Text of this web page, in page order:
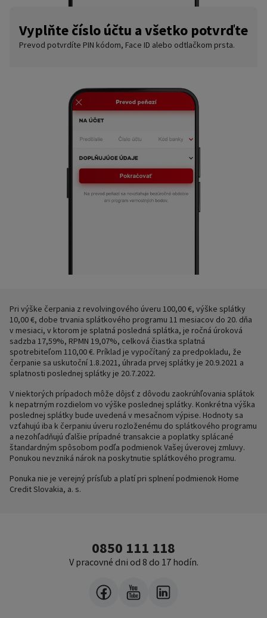
Vyplňte číslo účtu a všetko potvrďte
Prevod potvrdíte PIN kódom, Face ID alebo odtlačkom prsta.
Pri výške čerpania z revolvingového úveru 100,00 €, výške splátky
10,00 €, dobe trvania splátkového programu 11 mesiacov do 20. dňa
v mesiaci, v ktorom je splatná posledná splátka, je ročná úroková
sadzba 17,59%, RPMN 19,07%, celková čiastka splatná
spotrebiteľom 110,00 €. Príklad je vypočítaný za predpokladu, že
čerpanie sa uskutoční 1.8.2021, úhrada prvej splátky je 20.9.2021 a
splatnosti poslednej splátky je 20.7.2022.
V niektorých prípadoch môže dôjsť z dôvodu zaokrúhľovania splátok
k nepatrným rozdielom vo výške poslednej splátky. Konkrétna výška
poslednej splátky bude uvedená v mesačnom výpise. Hodnoty sa
vzťahujú iba k čerpaniu úveru rozloženému do splátkového programu
a nezohľadňujú ďalšie prípadné transakcie a poplatky splácané
štandardným spôsobom podľa podmienok Vašej úverovej zmluvy.
Ponukou nevzniká nárok na poskytnutie splátkového programu.
Ponuka nie je verejný prísľub a platí pri splnení podmienok Home
Credit Slovakia, a. s.
0850 111 118
V pracovné dni od 8 do 17 hodín.